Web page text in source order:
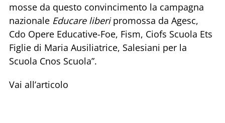
mosse da questo convincimento la campagna
nazionale Educare liberipromossa da Agesc,
Cdo Opere Educative-Foe, Fism, Ciofs Scuola Ets
Figlie di Maria Ausiliatrice, Salesiani per la
Scuola Cnos Scuola”.
Vai all’articolo